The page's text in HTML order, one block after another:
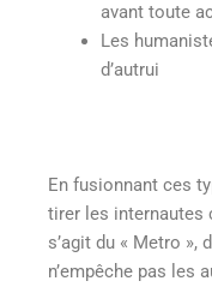
avant toute
Les
d’autrui
En fusionnant ces
tirer les internautes
s’agit du « Metro »,
n’empêche pas les